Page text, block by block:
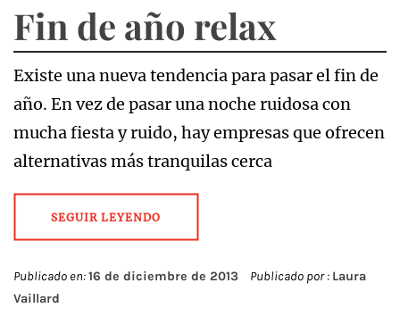
Fin de año relax
Existe una nueva tendencia para pasar el fin de
año. En vez de pasar una noche ruidosa con
mucha fiesta y ruido, hay empresas que ofrecen
alternativas más tranquilas cerca
SEGUIR LEYENDO
Publicado en:16 de diciembre de 2013 Publicado por : Laura
Vaillard